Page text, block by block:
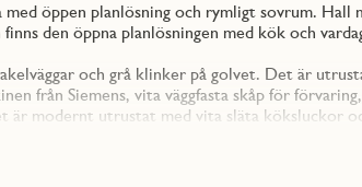
öppen planlösning och rymligt sovrum.
den öppna planlösningen med kök och
och grå klinker på golvet. Det är
från Siemens, vita väggfasta skåp för
är modernt utrustat med vita släta köksluckor